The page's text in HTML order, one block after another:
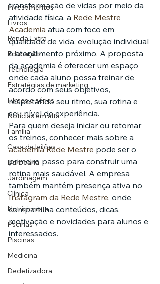
Investimentos
Livros
Renda Extra
Educação
Tecnologia
Estratégias de marketing
Filmes e séries
Noticias em alta
Família
Casa de leilões
Barbearia
Jardinagem
Clínica
Nutricionista
Pscinas
Piscinas
Medicina
Dedetizadora
transformação de vidas por meio da
atividade física, a Rede Mestre
Academia atua com foco em
qualidade de vida, evolução individual
e atendimento próximo. A proposta
da academia é oferecer um espaço
onde cada aluno possa treinar de
acordo com seus objetivos,
respeitando seu ritmo, sua rotina e
seu nível de experiência.
Para quem deseja iniciar ou retomar
os treinos, conhecer mais sobre a
academia Rede Mestre pode ser o
primeiro passo para construir uma
rotina mais saudável. A empresa
também mantém presença ativa no
Instagram da Rede Mestre, onde
compartilha conteúdos, dicas,
motivação e novidades para alunos e
interessados.